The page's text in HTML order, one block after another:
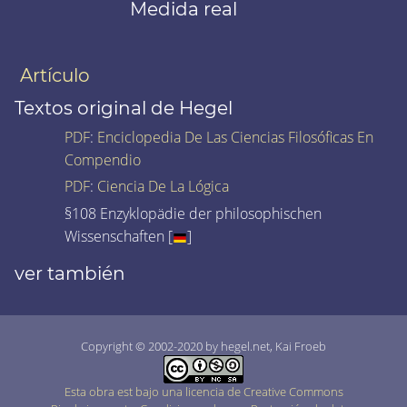
Medida real
Artículo
Textos original de Hegel
PDF: Enciclopedia De Las Ciencias Filosóficas En
Compendio
PDF: Ciencia De La Lógica
§108 Enzyklopädie der philosophischen
Wissenschaften [
]
ver también
Copyright © 2002-2020 by hegel.net, Kai Froeb
Esta obra est bajo una licencia de Creative Commons